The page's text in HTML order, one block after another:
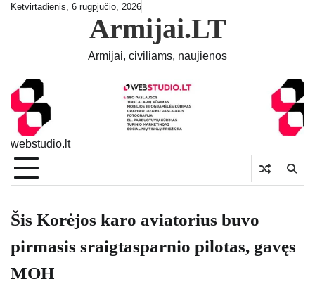
SkipKetvirtadienis, 6 rugpjūčio, 2026
Armijai.LT
Armijai, civiliams, naujienos
webstudio.lt
Šis Korėjos karo aviatorius buvo
pirmasis sraigtasparnio pilotas, gavęs
MOH